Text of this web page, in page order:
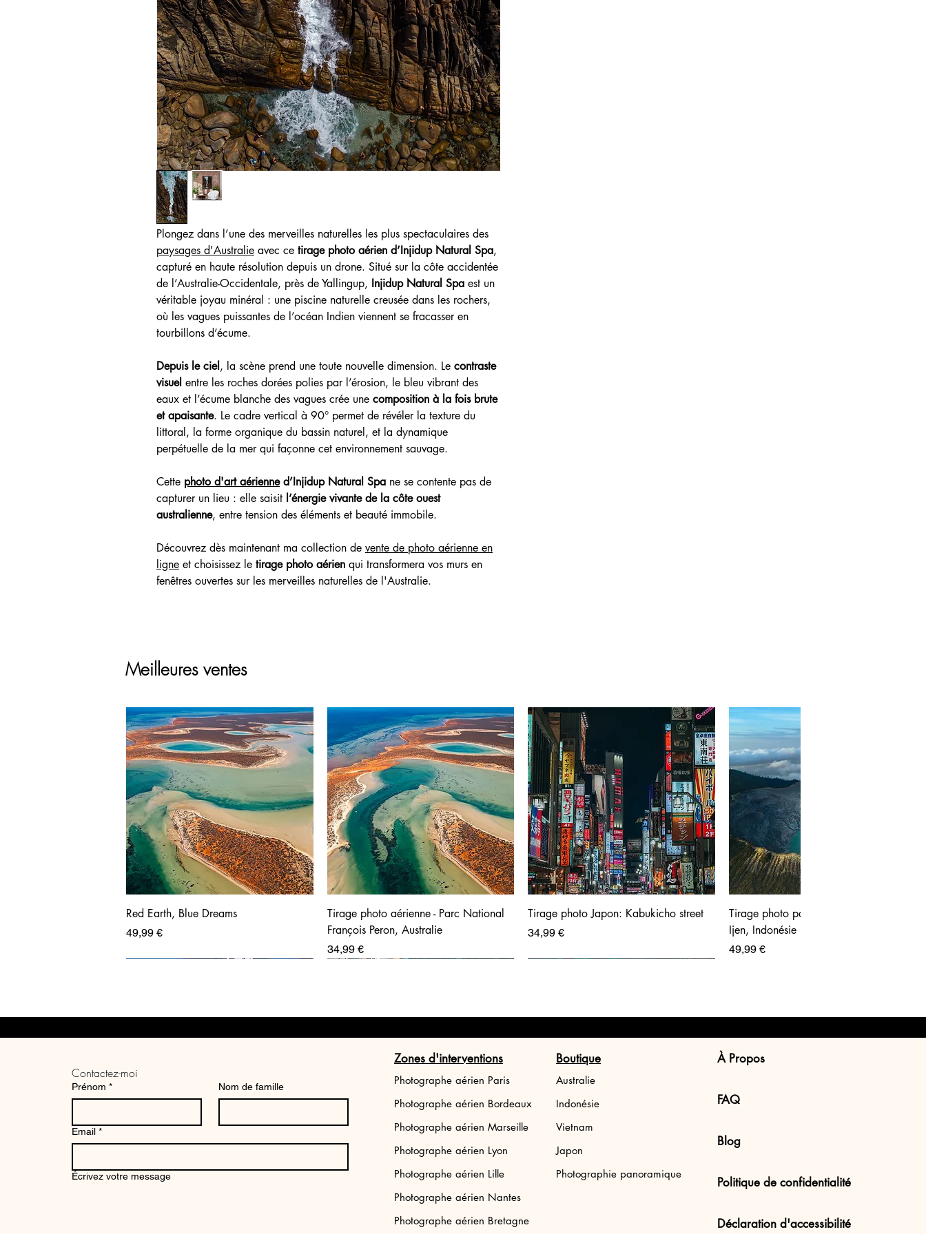
Plongez dans l’une des merveilles naturelles les plus spectaculaires des
paysages d'Australie avec ce tirage photo aérien d’Injidup Natural Spa,
capturé en haute résolution depuis un drone. Situé sur la côte accidentée
de l’Australie-Occidentale, près de Yallingup, Injidup Natural Spa est un
véritable joyau minéral : une piscine naturelle creusée dans les rochers,
où les vagues puissantes de l’océan Indien viennent se fracasser en
tourbillons d’écume.
Depuis le ciel , la scène prend une toute nouvelle dimension. Le contraste
visuel entre les roches dorées polies par l’érosion, le bleu vibrant des
eaux et l’écume blanche des vagues crée une composition à la fois brute
et apaisante. Le cadre vertical à 90° permet de révéler la texture du
littoral, la forme organique du bassin naturel, et la dynamique
perpétuelle de la mer qui façonne cet environnement sauvage.
Cette photo d'art aérienned’Injidup Natural Spa ne se contente pas de
capturer un lieu : elle saisit l’énergie vivante de la côte ouest
australienne, entre tension des éléments et beauté immobile.
Découvrez dès maintenant ma collection de vente de photo aérienne en
ligne et choisissez le tirage photo aérien qui transformera vos murs en
fenêtres ouvertes sur les merveilles naturelles de l'Australie.
Meilleures ventes
Red Earth, Blue Dreams
Prix
49,99 €
Tirage photo aérienne - Parc National
François Peron, Australie
Prix
34,99 €
Tirage photo Japon: Kabukicho street
Prix
34,99 €
Tirage photo panoramique - Volcan
Ijen, Indonésie
Prix
49,99 €
Shiinamachi, Tokyo
Contactez-moi
Prénom * Nom de famille
Email *
Écrivez votre message
Boutique
Australie
Indonésie
Vietnam
Japon
Photographie panoramique
À Propos
FAQ
Blog
Politique de confidentialité
Déclaration d'accessibilité
Zones d'interventions
Photographe aérien Paris
Photographe aérien Bordeaux
Photographe aérien Marseille
Photographe aérien Lyon
Photographe aérien Lille
Photographe aérien Nantes
Photographe aérien Bretagne